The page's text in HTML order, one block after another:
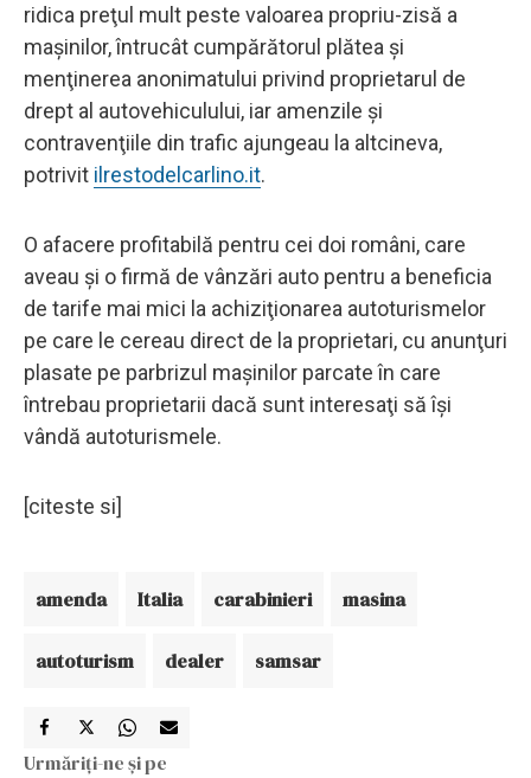
ridica preţul mult peste valoarea propriu-zisă a
maşinilor, întrucât cumpărătorul plătea şi
menţinerea anonimatului privind proprietarul de
drept al autovehiculului, iar amenzile şi
contravenţiile din trafic ajungeau la altcineva,
potrivit ilrestodelcarlino.it.
O afacere profitabilă pentru cei doi români, care
aveau şi o firmă de vânzări auto pentru a beneficia
de tarife mai mici la achiziţionarea autoturismelor
pe care le cereau direct de la proprietari, cu anunţuri
plasate pe parbrizul maşinilor parcate în care
întrebau proprietarii dacă sunt interesaţi să îşi
vândă autoturismele.
[citeste si]
amenda Italia carabinieri masina
autoturism dealer samsar
Urmăriți-ne și pe